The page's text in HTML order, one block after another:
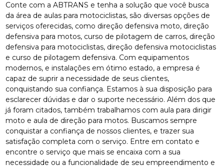
Conte com a ABTRANS e tenha a solução que você busca
da área de aulas para motociclistas, são diversas opções de
serviços oferecidas, como direção defensiva moto, direção
defensiva para motos, curso de pilotagem de carros, direção
defensiva para motociclistas, direção defensiva motociclistas
e curso de pilotagem defensiva. Com equipamentos
modernos, e instalações em ótimo estado, a empresa é
capaz de suprir a necessidade de seus clientes,
conquistando sua confiança. Estamos à sua disposição para
esclarecer dúvidas e dar o suporte necessário. Além dos que
já foram citados, também trabalhamos com aula para dirigir
moto e aula de direção para motos. Buscamos sempre
conquistar a confiança de nossos clientes, e trazer sua
satisfação completa com o serviço. Entre em contato e
encontre o serviço que mais se encaixa com a sua
necessidade ou a funcionalidade de seu empreendimento e